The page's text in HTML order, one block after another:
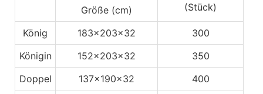
(Stück)
Größe (cm)
König
183x203x32
300
Königin
152x203x32
350
Doppel
137x190x32
400